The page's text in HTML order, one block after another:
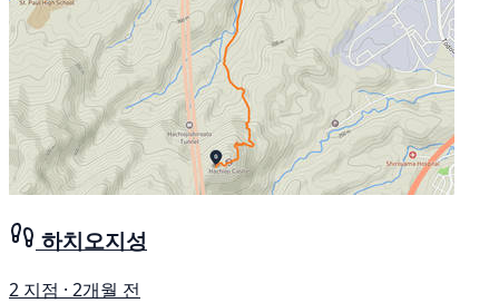
하치오지성
2 지점 · 2개월 전